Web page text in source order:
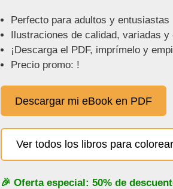
Perfecto para adultos y entusiastas
Ilustraciones de calidad, variadas y
¡Descarga el PDF, imprímelo y
Precio promo: !
Descargar mi eBook en PDF
Ver todos los libros para colorear
🎉 Oferta especial: 50% de